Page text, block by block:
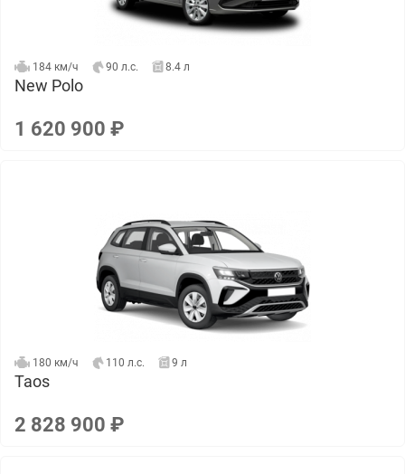
184 км/ч 90 л.с. 8.4 л
New Polo
1 620 900 ₽
180 км/ч 110 л.с. 9 л
Taos
2 828 900 ₽